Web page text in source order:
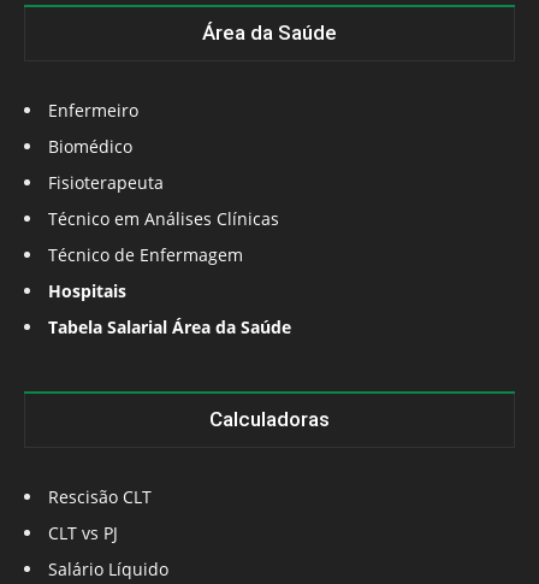
Área da Saúde
Enfermeiro
Biomédico
Fisioterapeuta
Técnico em Análises Clínicas
Técnico de Enfermagem
Hospitais
Tabela Salarial Área da Saúde
Calculadoras
Rescisão CLT
CLT vs PJ
Salário Líquido